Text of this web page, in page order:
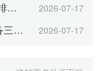
2026年国内10大三维工业动画公司排名 综合实力TOP10 2026-07-17
中远海运选择上海申漫打造物流装备三维工业动画 2026-07-17